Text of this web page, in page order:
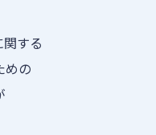
する
めの